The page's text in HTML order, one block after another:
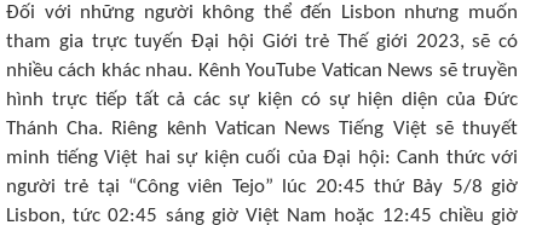
Đối với những người không thể đến Lisbon nhưng muốn
tham gia trực tuyến Đại hội Giới trẻ Thế giới 2023, sẽ có
nhiều cách khác nhau. Kênh YouTube Vatican News sẽ truyền
hình trực tiếp tất cả các sự kiện có sự hiện diện của Đức
Thánh Cha. Riêng kênh Vatican News Tiếng Việt sẽ thuyết
minh tiếng Việt hai sự kiện cuối của Đại hội: Canh thức với
người trẻ tại “Công viên Tejo” lúc 20:45 thứ Bảy 5/8 giờ
Lisbon, tức 02:45 sáng giờ Việt Nam hoặc 12:45 chiều giờ